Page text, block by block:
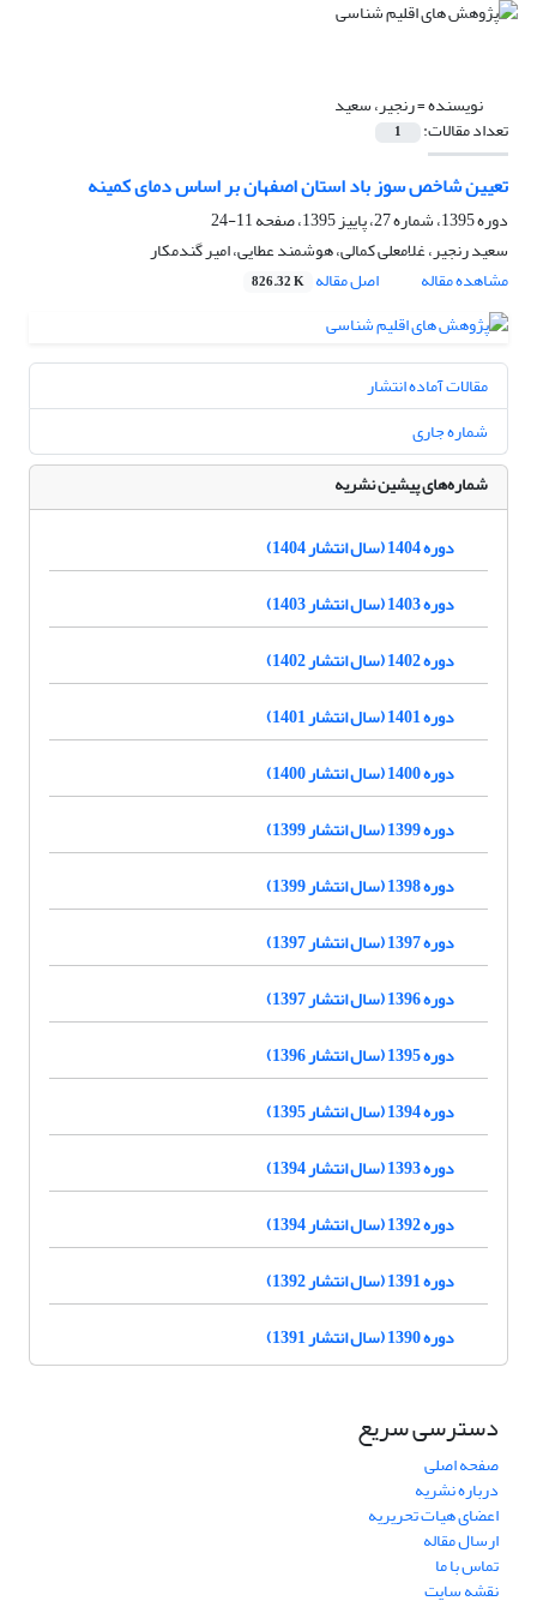
نویسنده =رنجیر، سعید
تعداد مقالات: 1
تعیین شاخص سوز باد استان اصفهان بر اساس دمای کمینه
دوره 1395، شماره 27، پاییز 1395، صفحه
11-24
سعید رنجیر، غلامعلی کمالی، هوشمند عطایی، امیر گندمکار
مشاهده مقاله
اصل مقاله 826.32 K
مقالات آماده انتشار
شماره جاری
شماره‌های پیشین نشریه
دوره 1404 (سال انتشار 1404)
دوره 1403 (سال انتشار 1403)
دوره 1402 (سال انتشار 1402)
دوره 1401 (سال انتشار 1401)
دوره 1400 (سال انتشار 1400)
دوره 1399 (سال انتشار 1399)
دوره 1398 (سال انتشار 1399)
دوره 1397 (سال انتشار 1397)
دوره 1396 (سال انتشار 1397)
دوره 1395 (سال انتشار 1396)
دوره 1394 (سال انتشار 1395)
دوره 1393 (سال انتشار 1394)
دوره 1392 (سال انتشار 1394)
دوره 1391 (سال انتشار 1392)
دوره 1390 (سال انتشار 1391)
دسترسی سریع
صفحه اصلی
درباره نشریه
اعضای هیات تحریریه
ارسال مقاله
تماس با ما
نقشه سایت